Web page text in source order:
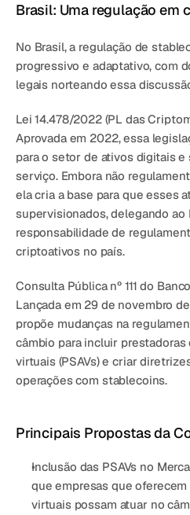
Brasil: Uma regulação em
progressivo e adaptativo, com
legais norteando essa
Lei 14.478/2022 (PL das
Aprovada em 2022, essa
para o setor de ativos digitais e
serviço. Embora não
ela cria a base para que esses
supervisionados, delegando ao
responsabilidade de
criptoativos no país.
Consulta Pública nº 111 do
Lançada em 29 de novembro
propõe mudanças na
câmbio para incluir
virtuais (PSAVs) e criar
operações com stablecoins.
Principais Propostas da
Inclusão das PSAVs no
que empresas que
virtuais possam atuar no